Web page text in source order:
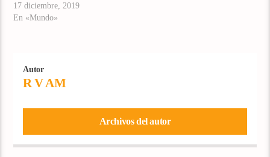
17 diciembre, 2019
En «Mundo»
Autor
R V AM
Archivos del autor